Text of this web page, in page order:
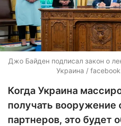
Джо Байден подписал закон о
Украина /
Когда Украина
получать вооружение
партнеров, это будет